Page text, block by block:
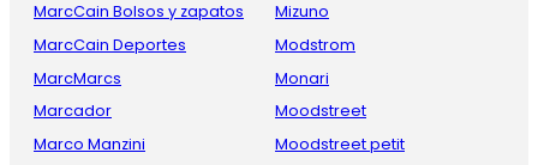
MarcCain Bolsos y zapatos
MarcCain Deportes
MarcMarcs
Marcador
Marco Manzini
Mizuno
Modstrom
Monari
Moodstreet
Moodstreet petit